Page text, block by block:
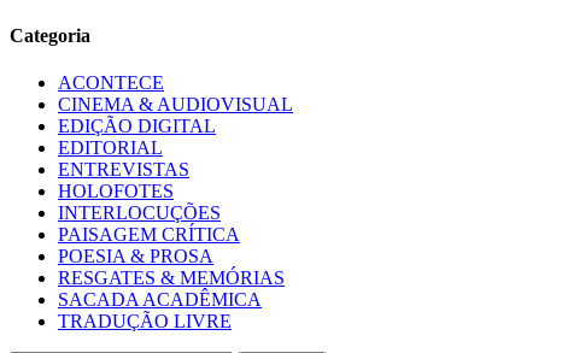
Categoria
ACONTECE
CINEMA & AUDIOVISUAL
EDIÇÃO DIGITAL
EDITORIAL
ENTREVISTAS
HOLOFOTES
INTERLOCUÇÕES
PAISAGEM CRÍTICA
POESIA & PROSA
RESGATES & MEMÓRIAS
SACADA ACADÊMICA
TRADUÇÃO LIVRE